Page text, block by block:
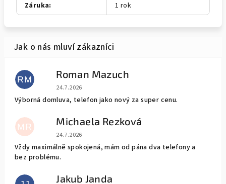
Záruka: 1 rok
RM Roman Mazuch
Hodnocení obchodu je 5 z 5 hvězdiček.
24.7.2026
Výborná domluva, telefon jako nový za super cenu.
MR Michaela Rezková
Hodnocení obchodu je 5 z 5 hvězdiček.
24.7.2026
Vždy maximálně spokojená, mám od pána dva telefony a
bez problému.
Jakub Janda